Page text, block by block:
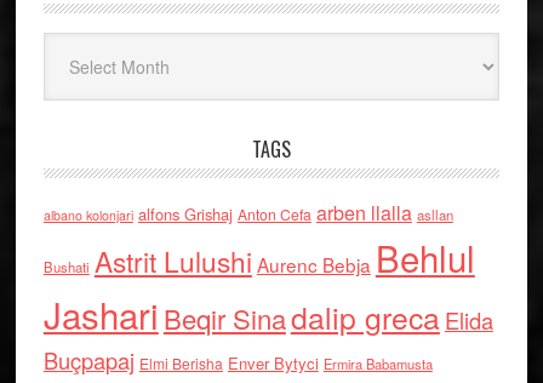
TAGS
albano kolonjari alfons Grishaj Anton Cefa arben llalla asllan
Bushati Astrit Lulushi Aurenc Bebja Behlul
Jashari Beqir Sinadalip grecaElida
Buçpapaj Elmi Berisha Enver Bytyci Ermira Babamusta